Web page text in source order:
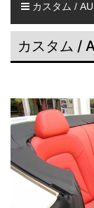
カスタム /
カスタム /